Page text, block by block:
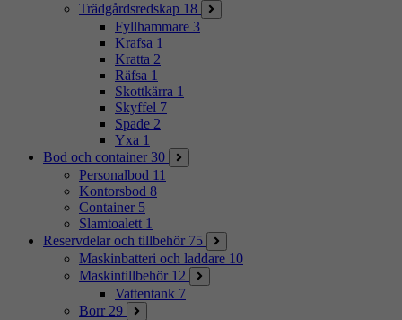
Trädgårdsredskap 18
Fyllhammare 3
Krafsa 1
Kratta 2
Räfsa 1
Skottkärra 1
Skyffel 7
Spade 2
Yxa 1
Bod och container 30
Personalbod 11
Kontorsbod 8
Container 5
Slamtoalett 1
Reservdelar och tillbehör 75
Maskinbatteri och laddare 10
Maskintillbehör 12
Vattentank 7
Borr 29